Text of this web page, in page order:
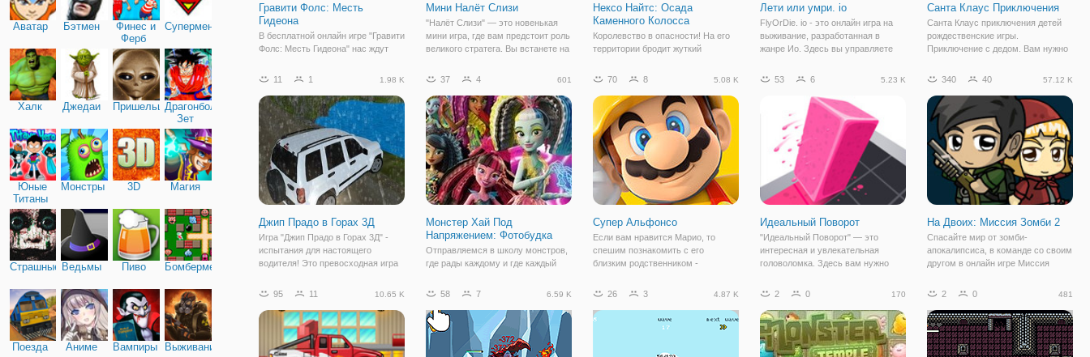
Аватар Бэтмен
Финес и
Ферб
Супермен
Халк Джедаи ПришельцыДрагонболл
Зет
Юные
Титаны
Монстры 3D Магия
Страшные Ведьмы Пиво Бомбермен
Поезда Аниме Вампиры Выживание
Гравити Фолс: Месть
Гидеона
В бесплатной онлайн игре "Гравити
Фолс: Месть Гидеона" нас ждут
городке Гравити Фолз. На этот раз
одним из главных злодеев
мультсериала - Гидеоном
Глифулом. Если
Мини Налёт Слизи
"Налёт Слизи" — это новенькая
мини игра, где вам предстоит роль
великого стратега. Вы встанете на
хотят захватить слизевые
территорию королевства и их
становиться
Нексо Найтс: Осада
Каменного Колосса
Королевство в опасности! На его
территории бродит жуткий
Коллос. Это чудовище хочет
остановиться ни перед чем.
Только храбрые рыцари Нексо
смогут его остановить.
Лети или умри. io
FlyOrDie. io - это онлайн игра на
выживание, разработанная в
жанре Ио. Здесь вы управляете
которая находится в неком
насекомых. Так как данный
игровой жанр
Санта Клаус Приключения
Санта Клаус приключения детей
рождественские игры.
Приключение с дедом. Вам нужно
избегать опасностей. Нажмите и
отправить Санта. Есть 20 уровней
ждут вас. Получайте
11 1 1.98 K
Джип Прадо в Горах 3Д
Игра "Джип Прадо в Горах 3Д" -
испытания для настоящего
водителя! Это превосходная игра
можете продемонстрировать свои
игры проста - вы должны
попытаться
37 4 601
Монстер Хай Под
Напряжением: Фотобудка
Отправляемся в школу монстров,
где рады каждому и где каждый
стороны. Так, например, подружки
Клодин Вульф, открыли свой
салон одежды, который
представляет новый
70 8 5.08 K
Супер Альфонсо
Если вам нравится Марио, то
спешим познакомить с его
близким родственником -
игре Супер Альфонсо. По
стилистике - это аналог супер
Марио. Вам также предстоит
53 6 5.23 K
Идеальный Поворот
"Идеальный Поворот" — это
интересная и увлекательная
головоломка. Здесь вам нужно
смекалку и сообразительность,
Готовы? Тогда, мы начинаем! Суть
игры состоит в том,
340 40 57.12 K
На Двоих: Миссия Зомби 2
Спасайте мир от зомби-
апокалипсиса, в команде со своим
другом в онлайн игре Миссия
увлекательный платформер на
опасных преград, множества
испытаний и бездушных
врагов.Чтобы
95 11 10.65 K 58 7 6.59 K 26 3 4.87 K 2 0 170 2 0 481